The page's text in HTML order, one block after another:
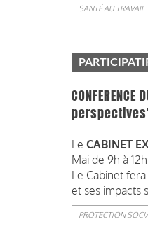
SANTÉ AU TRAVAIL
Le CABINET
Mai de 9h à
Le Cabinet
et ses impacts
PROTECTION